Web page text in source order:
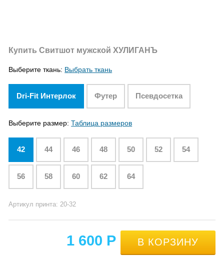
Купить Свитшот мужской ХУЛИГАНЪ
Выберите ткань: Выбрать ткань
Dri-Fit Интерлок Футер Псевдосетка
Выберите размер:Таблица размеров
42 44 46 48 50 52 54
56 58 60 62 64
Артикул принта: 20-32
1 600 Р